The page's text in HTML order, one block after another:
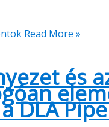
Read More »
és
DLA